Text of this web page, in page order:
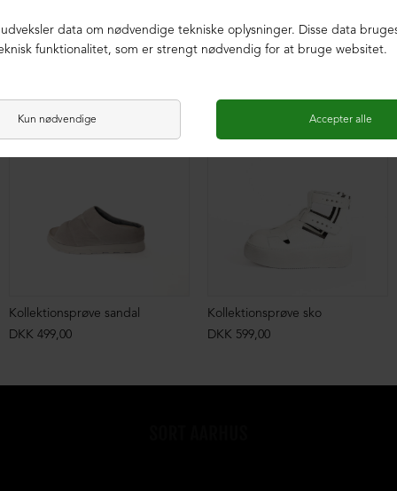
SAMPLE
Kollektionsprøve sandal
DKK 499,00
SAMPLE
Kollektionsprøve sko
DKK 599,00